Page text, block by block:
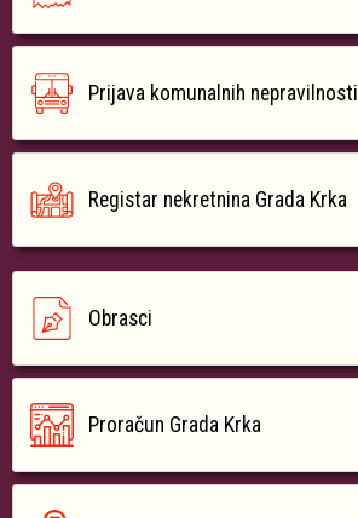
Prijava komunalnih nepravilnosti
Registar nekretnina Grada Krka
Obrasci
Proračun Grada Krka